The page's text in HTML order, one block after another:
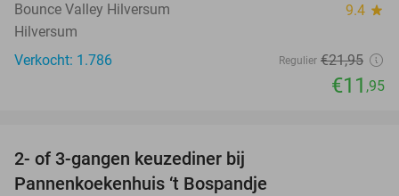
Bounce Valley Hilversum 9.4 star
Hilversum
Verkocht: 1.786
Regulier €21,95
€11 ,95
2- of 3-gangen keuzediner bij
Pannenkoekenhuis ‘t Bospandje